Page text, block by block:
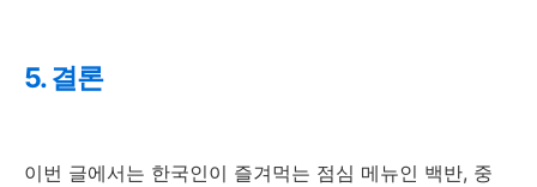
5. 결론
이번 글에서는 한국인이 즐겨먹는 점심 메뉴인 백반, 중